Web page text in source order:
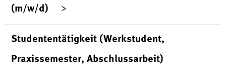
(m/w/d)
Studententätigkeit (Werkstudent,
Praxissemester, Abschlussarbeit)